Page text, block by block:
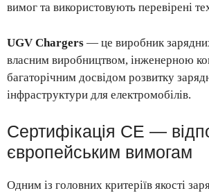
вимог та використовують перевірені
UGV Chargers — це виробник
власним виробництвом, інженерною
багаторічним досвідом розвитку
інфраструктури для електромобілів.
Сертифікація CE —
європейським вимогам
Одним із головних критеріїв якості